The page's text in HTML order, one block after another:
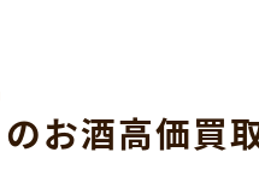
のお酒高価買